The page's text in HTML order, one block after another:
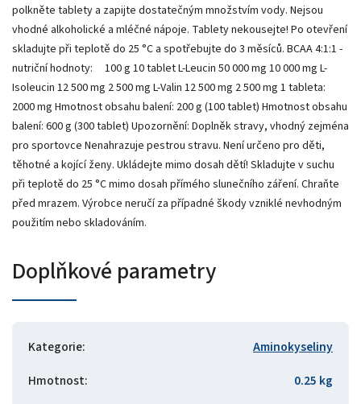
polkněte tablety a zapijte dostatečným množstvím vody. Nejsou
vhodné alkoholické a mléčné nápoje. Tablety nekousejte! Po otevření
skladujte při teplotě do 25 °C a spotřebujte do 3 měsíců. BCAA 4:1:1 -
nutriční hodnoty: 100 g 10 tablet L-Leucin 50 000 mg 10 000 mg L-
Isoleucin 12 500 mg 2 500 mg L-Valin 12 500 mg 2 500 mg 1 tableta:
2000 mg Hmotnost obsahu balení: 200 g (100 tablet) Hmotnost obsahu
balení: 600 g (300 tablet) Upozornění: Doplněk stravy, vhodný zejména
pro sportovce Nenahrazuje pestrou stravu. Není určeno pro děti,
těhotné a kojící ženy. Ukládejte mimo dosah dětí! Skladujte v suchu
při teplotě do 25 °C mimo dosah přímého slunečního záření. Chraňte
před mrazem. Výrobce neručí za případné škody vzniklé nevhodným
použitím nebo skladováním.
Doplňkové parametry
Kategorie:
Aminokyseliny
Hmotnost:
0.25 kg